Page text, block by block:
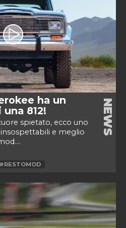
ha un
812!
spietato, ecco uno
e meglio
NEWS
#RESTOMOD